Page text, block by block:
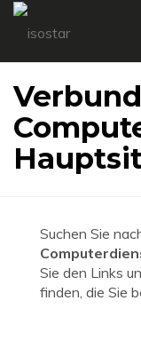
Suchen Sie
Sie den Links
finden, die Sie